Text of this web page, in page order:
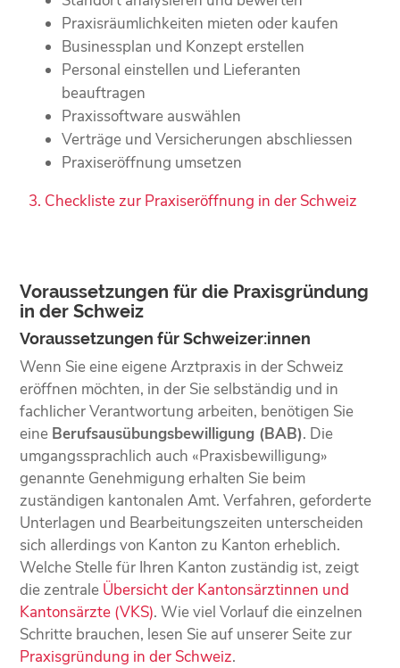
Praxisräumlichkeiten mieten oder kaufen
Businessplan und Konzept erstellen
Personal einstellen und Lieferanten
beauftragen
Praxissoftware auswählen
Verträge und Versicherungen abschliessen
Praxiseröffnung umsetzen
Checkliste zur Praxiseröffnung in der Schweiz
Voraussetzungen für die Praxisgründung
in der Schweiz
Voraussetzungen für Schweizer:innen
Wenn Sie eine eigene Arztpraxis in der Schweiz
eröffnen möchten, in der Sie selbständig und in
fachlicher Verantwortung arbeiten, benötigen Sie
eine Berufsausübungsbewilligung (BAB). Die
umgangssprachlich auch «Praxisbewilligung»
genannte Genehmigung erhalten Sie beim
zuständigen kantonalen Amt. Verfahren, geforderte
Unterlagen und Bearbeitungszeiten unterscheiden
sich allerdings von Kanton zu Kanton erheblich.
Welche Stelle für Ihren Kanton zuständig ist, zeigt
die zentrale Übersicht der Kantonsärztinnen und
Kantonsärzte (VKS). Wie viel Vorlauf die einzelnen
Schritte brauchen, lesen Sie auf unserer Seite zur
Praxisgründung in der Schweiz.